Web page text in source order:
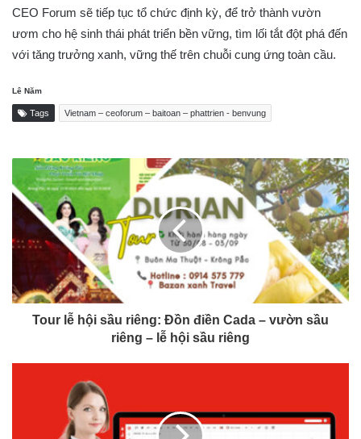
CEO Forum sẽ tiếp tục tổ chức định kỳ, để trở thành vườn
ươm cho hệ sinh thái phát triển bền vững, tìm lối tắt đột phá đến
với tăng trưởng xanh, vững thế trên chuỗi cung ứng toàn cầu.
Lê Năm
Tags Vietnam – ceoforum – baitoan – phattrien - benvung
Tour lễ hội sầu riêng: Đồn điền Cada – vườn sầu
riêng – lễ hội sầu riêng